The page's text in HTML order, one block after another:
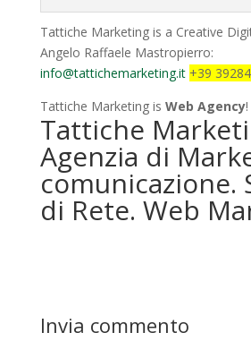
Tattiche Marketing is a Creative
Angelo Raffaele Mastropierro:
info@tattichemarketing.it +39
Tattiche Marketing is Web Agency!
Tattiche
Agenzia di
comunicazione.
di Rete. Web
Invia commento